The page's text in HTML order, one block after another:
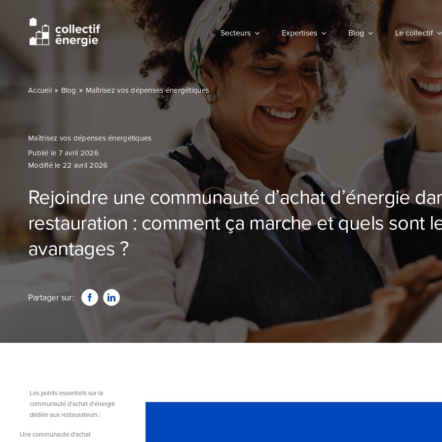
contenu
Secteurs Expertises Blog Le collectif
Secteurs Expertises Blog Le collectif
Accueil» Blog » Maîtrisez vos dépenses énergétiques
Maîtrisez vos dépenses énergétiques
Publié le 7 avril 2026
Modifié le 22 avril 2026
Rejoindre une communauté d’achat d’énergie
restauration : comment ça marche et quels sont
avantages ?
Partager sur:
Les points essentiels sur la
communauté d’achat d’énergie
dédiée aux restaurateurs :
Une communauté d’achat